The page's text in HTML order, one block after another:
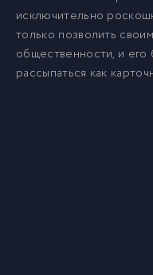
исключительно
только позволить
общественности, и его
рассыпаться как